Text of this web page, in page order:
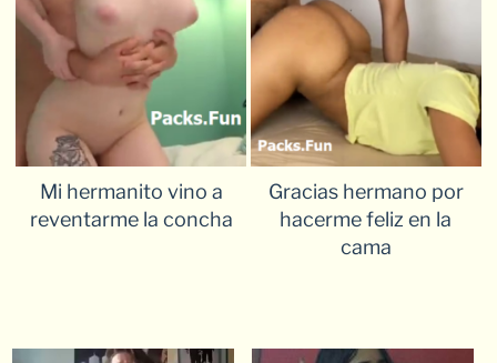
Mi hermanito vino a
reventarme la concha
Gracias hermano por
hacerme feliz en la
cama